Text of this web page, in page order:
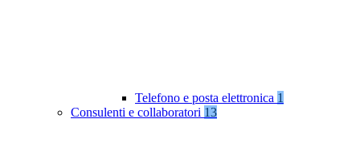
Telefono e posta elettronica 1
Consulenti e collaboratori 13